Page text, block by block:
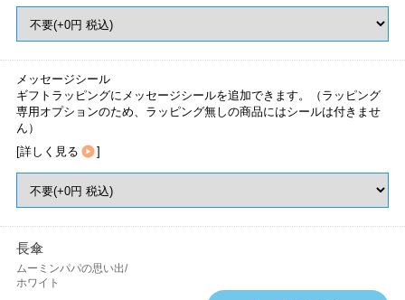
メッセージシール
ギフトラッピングにメッセージシールを追加できます。（ラッピング
専用オプションのため、ラッピング無しの商品にはシールは付きませ
ん）
[詳しく見る ]
長傘
ムーミンパパの思い出/
ホワイト